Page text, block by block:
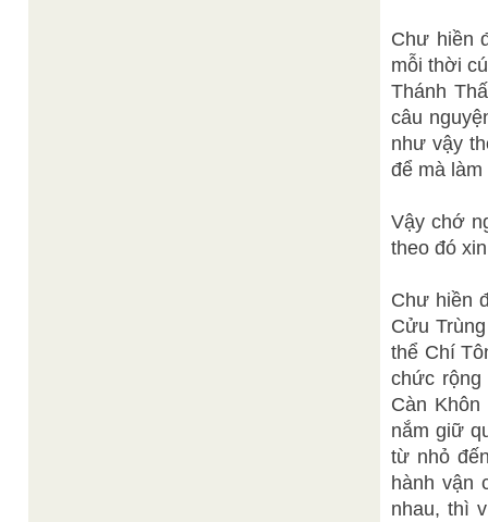
Chư hiền
mỗi thời
Thánh
câu
như vậy
để mà làm
Vậy chớ
theo đó
Chư hiền
Cửu
thể Chí
chức rộng
Càn
nắm giữ
từ nhỏ
hành vận
nhau, thì